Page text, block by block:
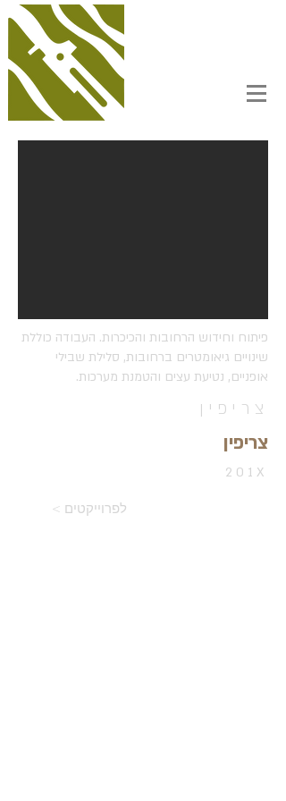
פיתוח וחידוש הרחובות והכיכרות. העבודה כוללת
שינויים גיאומטרים ברחובות, סלילת שבילי
אופניים, נטיעת עצים והטמנת מערכות.
צריפין
צריפין
201X
< לפרוייקטים